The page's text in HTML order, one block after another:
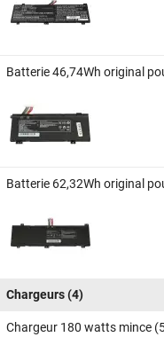
Batterie 46,74Wh original
Batterie 62,32Wh original
Chargeurs(4)
Chargeur 180 watts mince